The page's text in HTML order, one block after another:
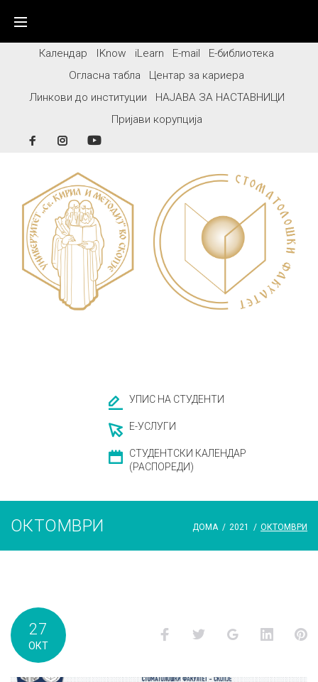
contentКалендар IKnow iLearn E-mail
Е-библиотека
Огласна табла
Центар за кариера
Линкови до институции
НАЈАВА ЗА НАСТАВНИЦИ
Пријави корупција
FacebookInstagram
УПИС НА СТУДЕНТИ
Е-УСЛУГИ
СТУДЕНТСКИ КАЛЕНДАР
(РАСПОРЕДИ)
ОКТОМВРИ ДОМА / 2021 / ОКТОМВРИ
Месец:
м.г
27
ОКТ
FacebookTwitter Google+